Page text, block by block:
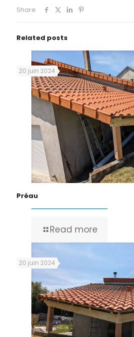
Share
Related posts
20 juin 2024
Préau
Read more
20 juin 2024